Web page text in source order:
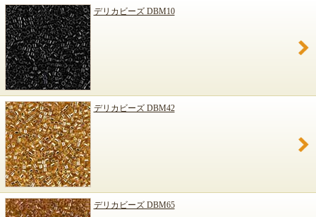
デリカビーズ DBM10
デリカビーズ DBM42
デリカビーズ DBM65